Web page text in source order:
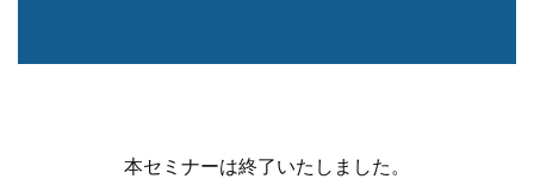
本セミナーは終了いたしました。